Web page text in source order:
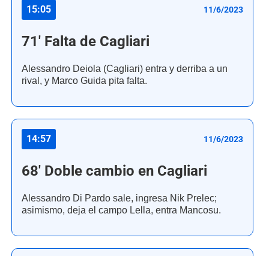
15:05 11/6/2023
71' Falta de Cagliari
Alessandro Deiola (Cagliari) entra y derriba a un
rival, y Marco Guida pita falta.
14:57 11/6/2023
68' Doble cambio en Cagliari
Alessandro Di Pardo sale, ingresa Nik Prelec;
asimismo, deja el campo Lella, entra Mancosu.